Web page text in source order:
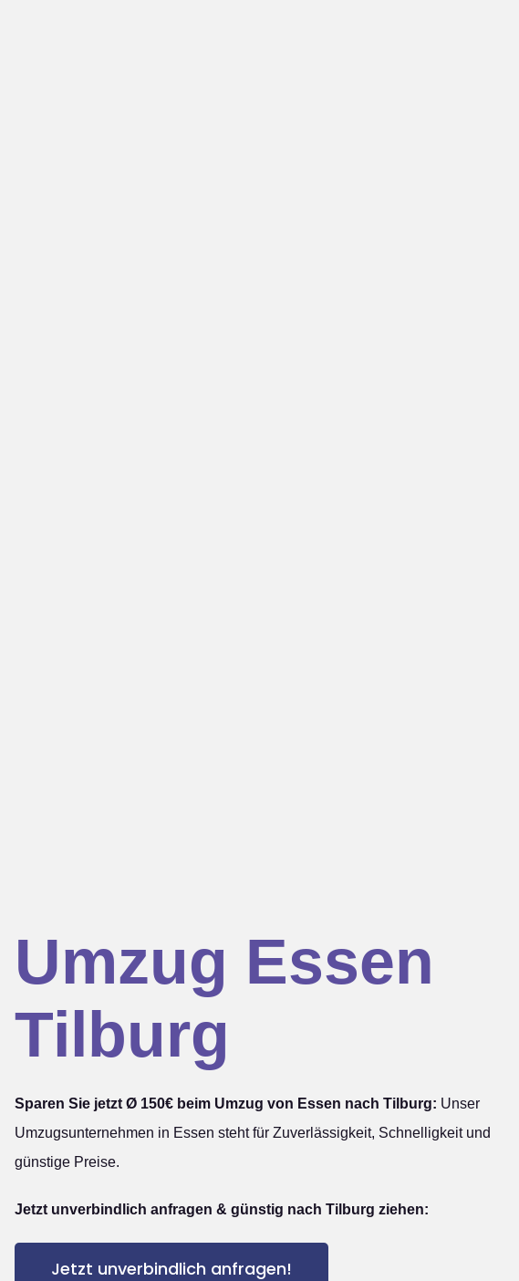
Umzug Essen
Tilburg
Sparen Sie jetzt Ø 150€ beim Umzug von Essen nach Tilburg: Unser
Umzugsunternehmen in Essen steht für Zuverlässigkeit, Schnelligkeit und
günstige Preise.
Jetzt unverbindlich anfragen & günstig nach Tilburg ziehen:
Jetzt unverbindlich anfragen!